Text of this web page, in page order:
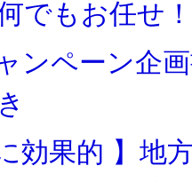
でもお任せ！
ンペーン企
効果的 】地